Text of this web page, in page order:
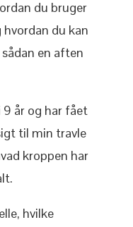
du bruger
du kan
en aften
år og har fået
til min travle
kroppen har
hvilke